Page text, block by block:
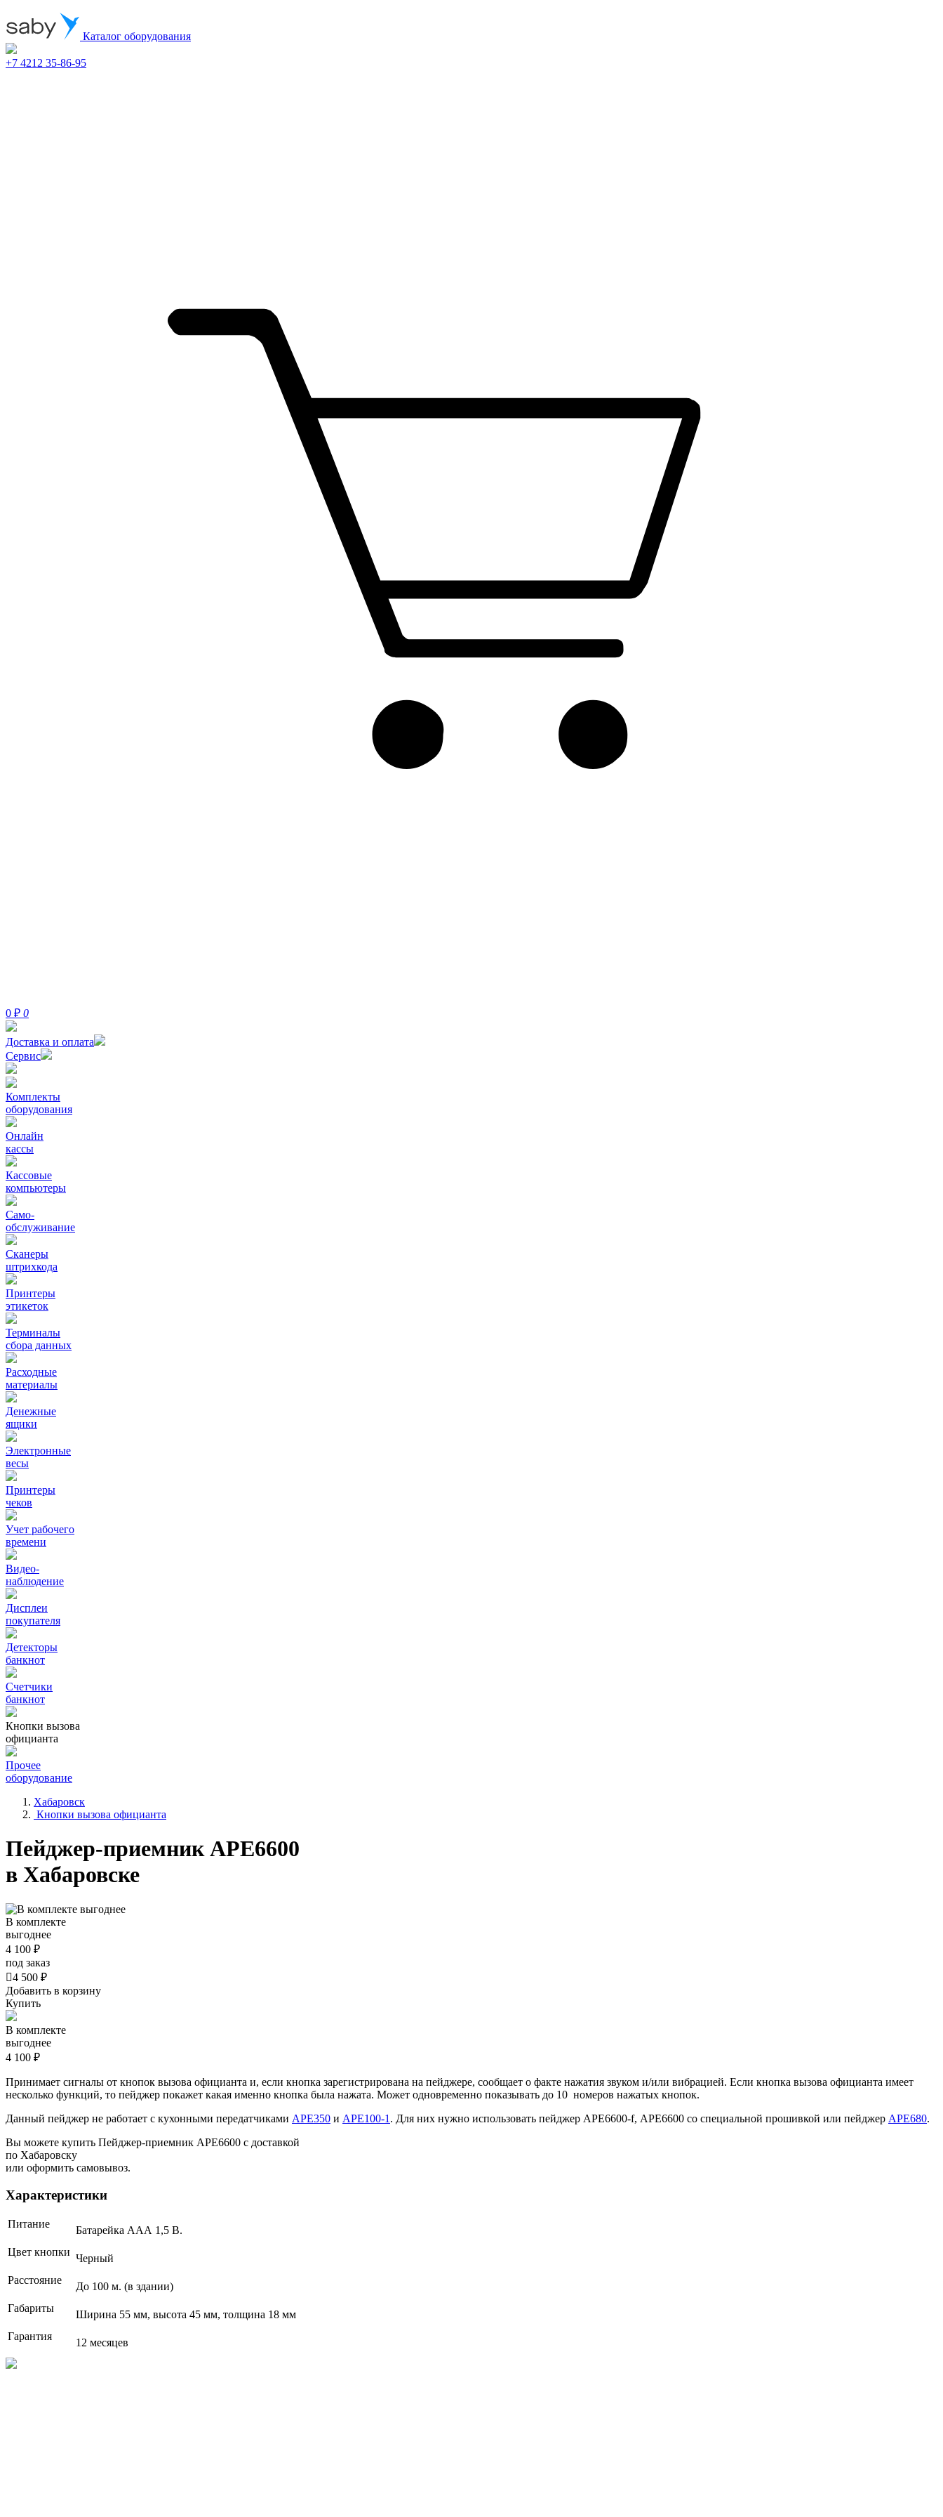
Каталог оборудования
+7 4212 35-86-95
0 ₽ 0
Доставка и оплата
Сервис
Комплекты
оборудования
Онлайн
кассы
Кассовые
компьютеры
Само-
обслуживание
Сканеры
штрихкода
Принтеры
этикеток
Терминалы
сбора данных
Расходные
материалы
Денежные
ящики
Электронные
весы
Принтеры
чеков
Учет рабочего
времени
Видео‑
наблюдение
Дисплеи
покупателя
Детекторы
банкнот
Счетчики
банкнот
Кнопки вызова
официанта
Прочее
оборудование
Хабаровск
Кнопки вызова официанта
Пейджер-приемник АРЕ6600
в Хабаровске
В комплекте
выгоднее
4 100 ₽
под заказ
4 500 ₽
Добавить в корзину
Купить
В комплекте
выгоднее
4 100 ₽
Принимает сигналы от кнопок вызова официанта и, если кнопка зарегистрирована на пейджере, сообщает о факте нажатия звуком и/или вибрацией. Если кнопка вызова официанта имеет
несколько функций, то пейджер покажет какая именно кнопка была нажата. Может одновременно показывать до 10 номеров нажатых кнопок.
Данный пейджер не работает с кухонными передатчиками APE350 и APE100-1 . Для них нужно использовать пейджер АРЕ6600-f, АРЕ6600 со специальной прошивкой или пейджер APE680.
Вы можете купить Пейджер-приемник АРЕ6600 с доставкой
по Хабаровску
или оформить самовывоз.
Характеристики
Питание
Батарейка ААА 1,5 В.
Цвет кнопки
Черный
Расстояние
До 100 м. (в здании)
Габариты
Ширина 55 мм, высота 45 мм, толщина 18 мм
Гарантия
12 месяцев